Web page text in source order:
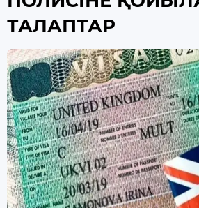
ТАЛАПТАР